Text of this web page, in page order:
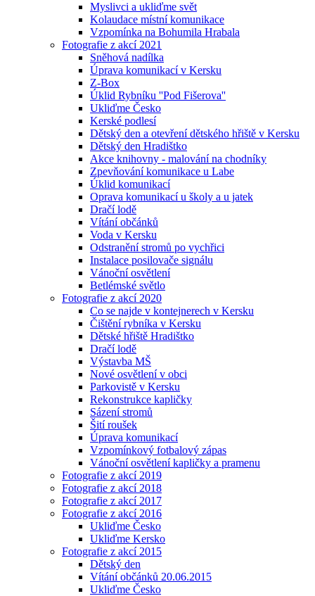
Myslivci a ukliďme svět
Kolaudace místní komunikace
Vzpomínka na Bohumila Hrabala
Fotografie z akcí 2021
Sněhová nadílka
Úprava komunikací v Kersku
Z-Box
Úklid Rybníku ''Pod Fišerova''
Ukliďme Česko
Kerské podlesí
Dětský den a otevření dětského hřiště v Kersku
Dětský den Hradištko
Akce knihovny - malování na chodníky
Zpevňování komunikace u Labe
Úklid komunikací
Oprava komunikací u školy a u jatek
Dračí lodě
Vítání občánků
Voda v Kersku
Odstranění stromů po vychřici
Instalace posilovače signálu
Vánoční osvětlení
Betlémské světlo
Fotografie z akcí 2020
Co se najde v kontejnerech v Kersku
Čištění rybníka v Kersku
Dětské hřiště Hradištko
Dračí lodě
Výstavba MŠ
Nové osvětlení v obci
Parkovistě v Kersku
Rekonstrukce kapličky
Sázení stromů
Šití roušek
Úprava komunikací
Vzpomínkový fotbalový zápas
Vánoční osvětlení kapličky a pramenu
Fotografie z akcí 2019
Fotografie z akcí 2018
Fotografie z akcí 2017
Fotografie z akcí 2016
Ukliďme Česko
Ukliďme Kersko
Fotografie z akcí 2015
Dětský den
Vítání občánků 20.06.2015
Ukliďme Česko